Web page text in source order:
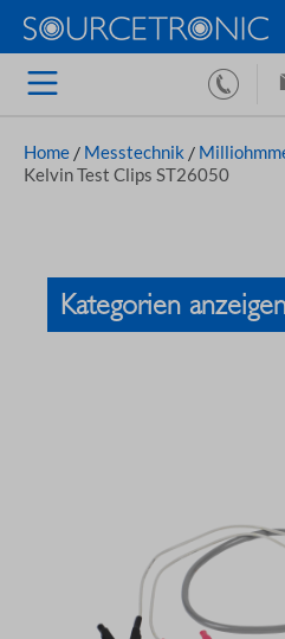
Home / Messtechnik /
Kelvin Test Clips ST26050
Kategorien